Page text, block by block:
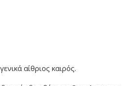
αίθριος καιρός.